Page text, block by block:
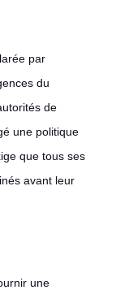
par
du
de
une politique
que tous ses
avant leur
une